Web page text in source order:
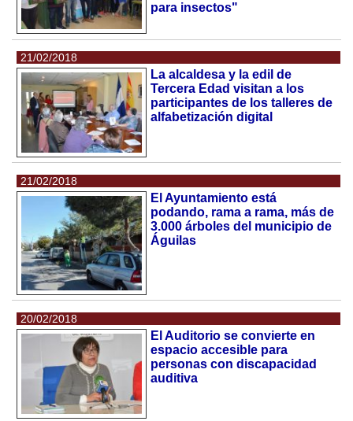
para insectos"
21/02/2018
La alcaldesa y la edil de
Tercera Edad visitan a los
participantes de los talleres de
alfabetización digital
21/02/2018
El Ayuntamiento está
podando, rama a rama, más de
3.000 árboles del municipio de
Águilas
20/02/2018
El Auditorio se convierte en
espacio accesible para
personas con discapacidad
auditiva